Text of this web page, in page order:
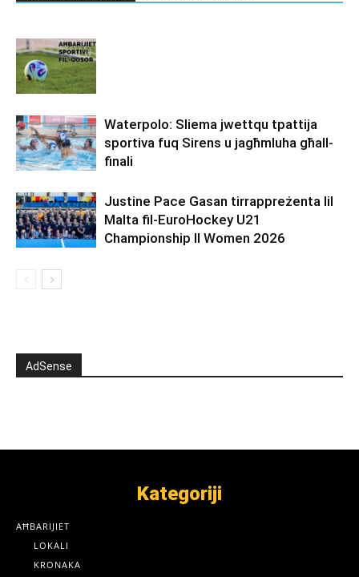
Waterpolo: Sliema jwettqu tpattija
sportiva fuq Sirens u jagħmluha għall-
finali
Justine Pace Gasan tirrappreżenta lil
Malta fil-EuroHockey U21
Championship II Women 2026
AdSense
Kategoriji
AĦBARIJIET
LOKALI
KRONAKA